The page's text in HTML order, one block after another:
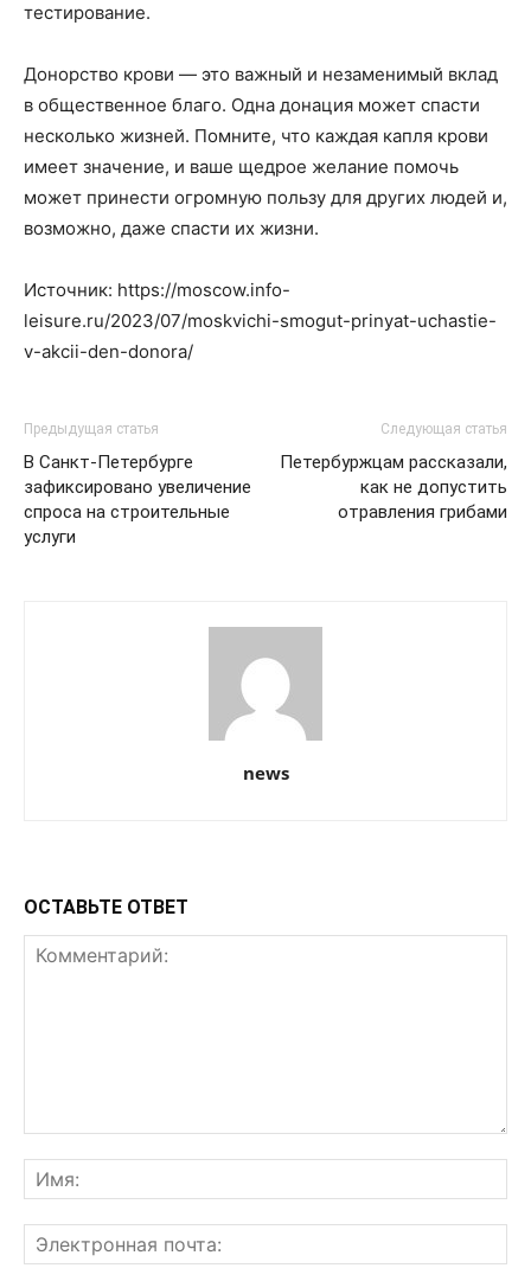
тестирование.
Донорство крови — это важный и незаменимый вклад
в общественное благо. Одна донация может спасти
несколько жизней. Помните, что каждая капля крови
имеет значение, и ваше щедрое желание помочь
может принести огромную пользу для других людей и,
возможно, даже спасти их жизни.
Источник: https://moscow.info-
leisure.ru/2023/07/moskvichi-smogut-prinyat-uchastie-
v-akcii-den-donora/
Предыдущая статья
В Санкт-Петербурге
зафиксировано увеличение
спроса на строительные
услуги
Следующая статья
Петербуржцам рассказали,
как не допустить
отравления грибами
news
ОСТАВЬТЕ ОТВЕТ